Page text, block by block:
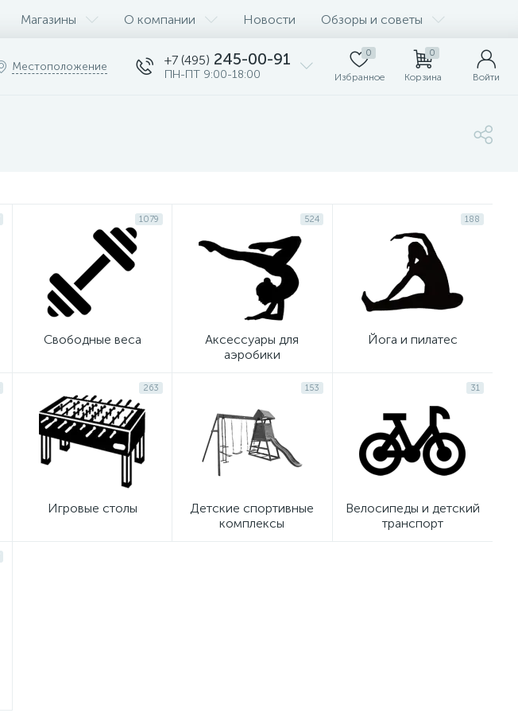
Магазины О компании Новости Обзоры и советы
Местоположение +7 (495) 245-00-91
ПН-ПТ 9:00-18:00
0
Избранное
0
Корзина Войти
1079
Свободные веса
524
Аксессуары для
аэробики
188
Йога и пилатес
263
Игровые столы
153
Детские спортивные
комплексы
31
Велосипеды и детский
транспорт